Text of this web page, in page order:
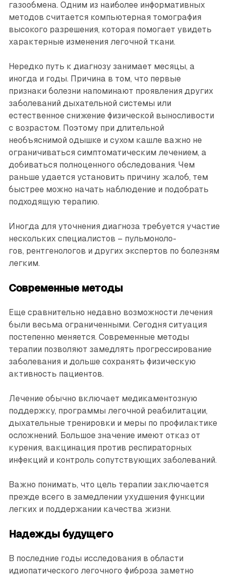
газообмена. Одним из наиболее информативных
методов считается компьютерная томография
высокого разрешения, которая помогает увидеть
характерные изменения легочной ткани.
Нередко путь к диагнозу занимает месяцы, а
иногда и годы. Причина в том, что первые
признаки болезни напоминают проявления других
заболеваний дыхательной системы или
естественное снижение физической выносливости
с возрастом. Поэтому при длительной
необъяснимой одышке и сухом кашле важно не
ограничиваться симптоматическим лечением, а
добиваться полноценного обследования. Чем
раньше удается установить причину жалоб, тем
быстрее можно начать наблюдение и подобрать
подходящую терапию.
Иногда для уточнения диаг­ноза требуется участие
нескольких специалистов – пульмоно­ло­
гов, рентгенологов и других экспертов по болезням
легким.
Современные методы
Еще сравнительно недавно возможности лечения
были весьма ограниченными. Сегодня ситуация
постепенно меняется. Современные методы
терапии позволяют замедлять прогрессирование
заболевания и дольше сохранять физическую
активность пациентов.
Лечение обычно включает медикаментозную
поддержку, программы легочной реабилитации,
дыхательные тренировки и меры по профилактике
осложнений. Большое значение имеют отказ от
курения, вакцинация против респираторных
инфекций и контроль сопутствующих заболеваний.
Важно понимать, что цель терапии заключается
прежде всего в замедлении ухудшения функции
легких и поддержании качества жизни.
Надежды будущего
В последние годы исследования в области
идиопатического легочного фиброза заметно